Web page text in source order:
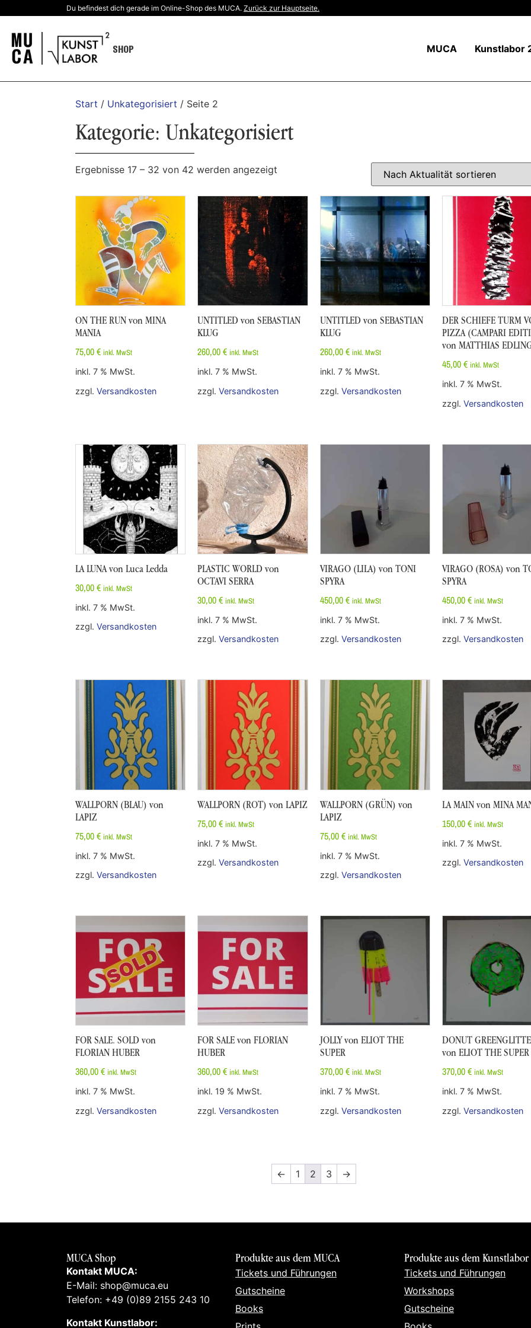
Du befindest dich gerade im Online-Shop des MUCA. Zurück zur Hauptseite.
SHOP MUCA Kunstlabor
Start / Unkategorisiert / Seite 2
Kategorie: Unkategorisiert
Ergebnisse 17 – 32 von 42 werden angezeigt
ON THE RUN von MINA
MANIA
75,00€ inkl. MwSt
inkl. 7 % MwSt.
zzgl. Versandkosten
UNTITLED von SEBASTIAN
KLUG
260,00€ inkl. MwSt
inkl. 7 % MwSt.
zzgl.Versandkosten
UNTITLED von SEBASTIAN
KLUG
260,00€ inkl. MwSt
inkl. 7 % MwSt.
zzgl. Versandkosten
DER SCHIEFE TURM
PIZZA (CAMPARI
von MATTHIAS
45,00€ inkl. MwSt
inkl. 7 % MwSt.
zzgl. Versandkosten
LA LUNA von Luca Ledda
30,00€ inkl. MwSt
inkl. 7 % MwSt.
zzgl. Versandkosten
PLASTIC WORLD von
OCTAVI SERRA
30,00€ inkl. MwSt
inkl. 7 % MwSt.
zzgl.Versandkosten
VIRAGO (LILA) von TONI
SPYRA
450,00€ inkl. MwSt
inkl. 7 % MwSt.
zzgl. Versandkosten
VIRAGO (ROSA) von
SPYRA
450,00€ inkl. MwSt
inkl. 7 % MwSt.
zzgl. Versandkosten
WALLPORN (BLAU) von
LAPIZ
75,00€ inkl. MwSt
inkl. 7 % MwSt.
zzgl. Versandkosten
WALLPORN (ROT) von LAPIZ
75,00€ inkl. MwSt
inkl. 7 % MwSt.
zzgl.Versandkosten
WALLPORN (GRÜN) von
LAPIZ
75,00€ inkl. MwSt
inkl. 7 % MwSt.
zzgl. Versandkosten
LA MAIN von MINA
150,00€ inkl. MwSt
inkl. 7 % MwSt.
zzgl. Versandkosten
FOR SALE. SOLD von
FLORIAN HUBER
360,00€ inkl. MwSt
inkl. 7 % MwSt.
zzgl. Versandkosten
FOR SALE von FLORIAN
HUBER
360,00€ inkl. MwSt
inkl. 19 % MwSt.
zzgl.Versandkosten
JOLLY von ELIOT THE
SUPER
370,00€ inkl. MwSt
inkl. 7 % MwSt.
zzgl. Versandkosten
DONUT
von ELIOT THE SUPER
370,00€ inkl. MwSt
inkl. 7 % MwSt.
zzgl. Versandkosten
← 1 2 3 →
MUCA Shop
Kontakt MUCA:
E-Mail: shop@muca.eu
Telefon: +49 (0)89 2155 243 10
Kontakt Kunstlabor:
Produkte aus dem MUCA
Tickets und Führungen
Gutscheine
Books
Produkte aus dem Kunstlabor
Tickets und Führungen
Workshops
Gutscheine